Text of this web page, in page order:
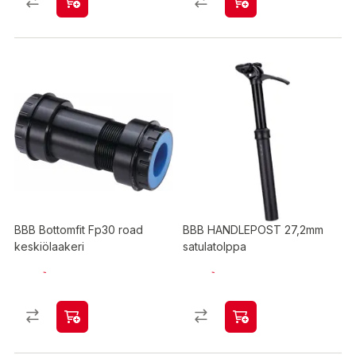
BBB Bottomfit Fp30 road
keskiölaakeri
BBB HANDLEPOST 27,2mm
satulatolppa